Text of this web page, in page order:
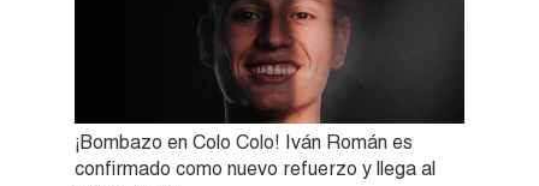
¡Bombazo en Colo Colo! Iván Román es
confirmado como nuevo refuerzo y llega al